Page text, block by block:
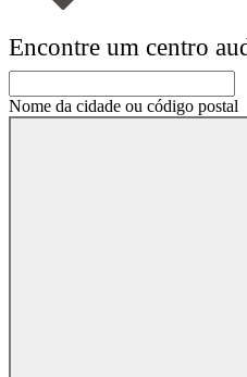
Encontre um centro
Nome da cidade ou código postal